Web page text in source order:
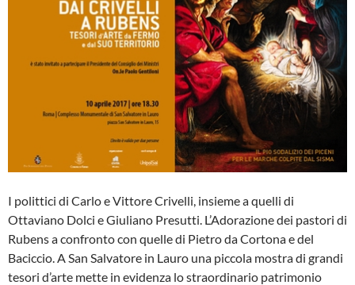
I polittici di Carlo e Vittore Crivelli, insieme a quelli di
Ottaviano Dolci e Giuliano Presutti. L’Adorazione dei pastori di
Rubens a confronto con quelle di Pietro da Cortona e del
Baciccio. A San Salvatore in Lauro una piccola mostra di grandi
tesori d’arte mette in evidenza lo straordinario patrimonio